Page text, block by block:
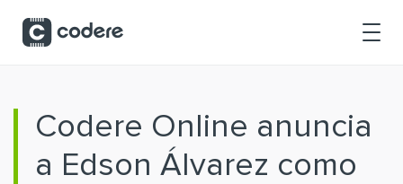
Codere Online anuncia
a Edson Álvarez como